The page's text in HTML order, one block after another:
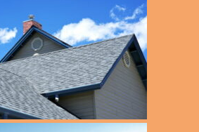
Alsterdorf Groß Borstel
Ohlsdorf